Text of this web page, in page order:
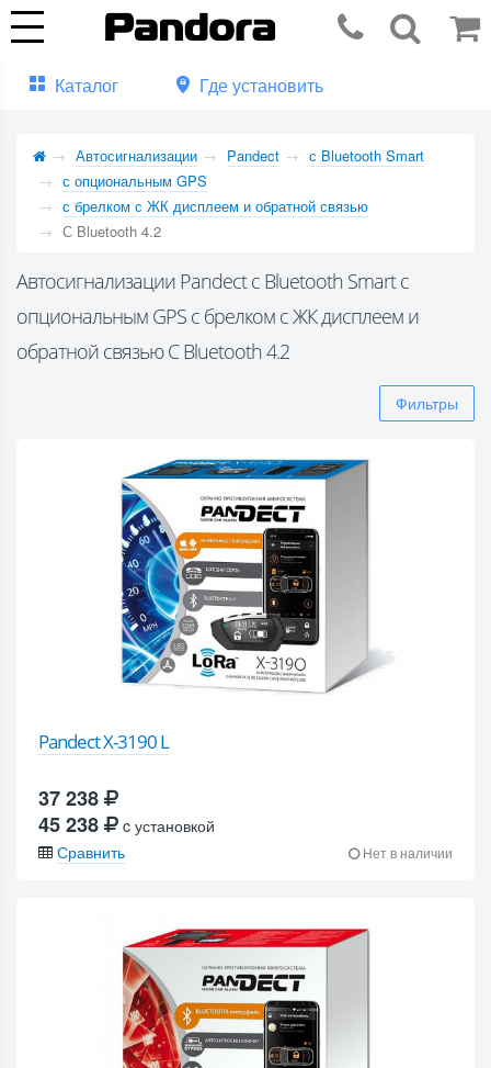
Каталог Где установить
Автосигнализации Pandect
с Bluetooth Smart
с опциональным GPS
с брелком с ЖК дисплеем и обратной связью
С Bluetooth 4.2
Автосигнализации Pandect с Bluetooth Smart с
опциональным GPS с брелком с ЖК дисплеем и
обратной связью С Bluetooth 4.2
Фильтры
Pandect X-3190 L
37 238
45 238
c установкой
Сравнить
Нет в наличии